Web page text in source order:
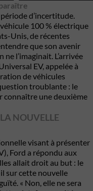
d’incertitude.
100 % électrique
Unis, de récentes
que son avenir
l’imaginait. L’arrivée
EV, appelée à
de véhicules
troublante : le
connaître une deuxième
NOUVELLE
visant à présenter
Ford a répondu aux
allait droit au but : le
sur cette nouvelle
« Non, elle ne sera